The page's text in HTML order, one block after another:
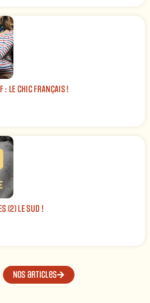
: LE CHIC FRANÇAIS !
(2) LE SUD !
Nos articles